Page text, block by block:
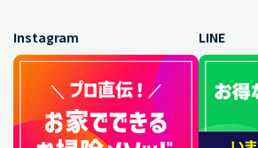
Instagram LINE